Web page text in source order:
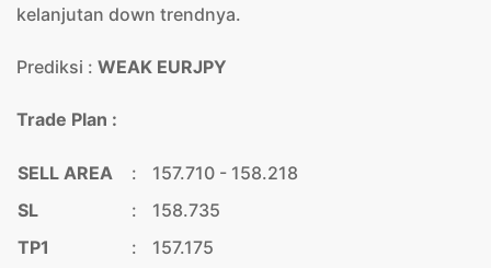
kelanjutan down trendnya.
Prediksi : WEAK EURJPY
Trade Plan :
SELL AREA :
157.710 - 158.218
SL
:
158.735
TP1
:
157.175